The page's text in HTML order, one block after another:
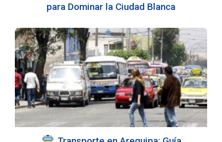
para Dominar la Ciudad Blanca